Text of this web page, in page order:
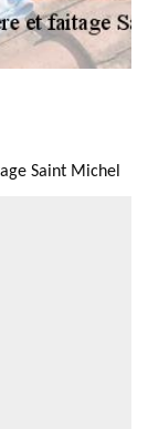
Saint Michel